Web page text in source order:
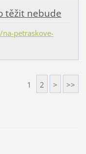
těžit nebude
petraskove-
1 2 > >>